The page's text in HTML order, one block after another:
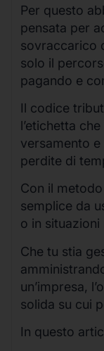
Per questo
pensata per
sovraccarico
solo il
pagando e
Il codice
l’etichetta
versamento
perdite di
Con il
semplice da
o in situazioni
Che tu stia
un’impresa,
solida su cui
In questo